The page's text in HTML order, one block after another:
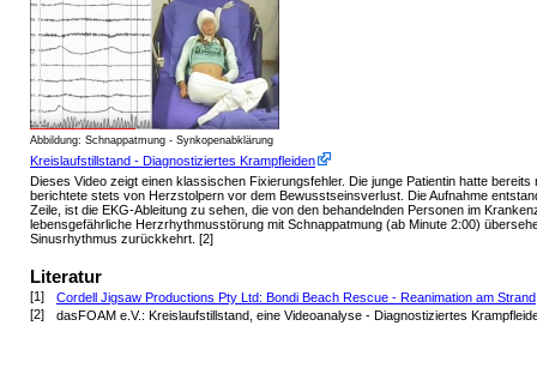
Abbildung: Schnappatmung - Synkopenabklärung
Kreislaufstillstand - Diagnostiziertes Krampfleiden
Dieses Video zeigt einen klassischen Fixierungsfehler. Die junge Patientin hatte
berichtete stets von Herzstolpern vor dem Bewusstseinsverlust. Die Aufnahme
Zeile, ist die EKG-Ableitung zu sehen, die von den behandelnden Personen im
lebensgefährliche Herzrhythmusstörung mit Schnappatmung (ab Minute 2:00)
Sinusrhythmus zurückkehrt. [2]
Literatur
[1]
Cordell Jigsaw Productions Pty Ltd: Bondi Beach Rescue - Reanimation am Strand
[2]
dasFOAM e.V.: Kreislaufstillstand, eine Videoanalyse - Diagnostiziertes